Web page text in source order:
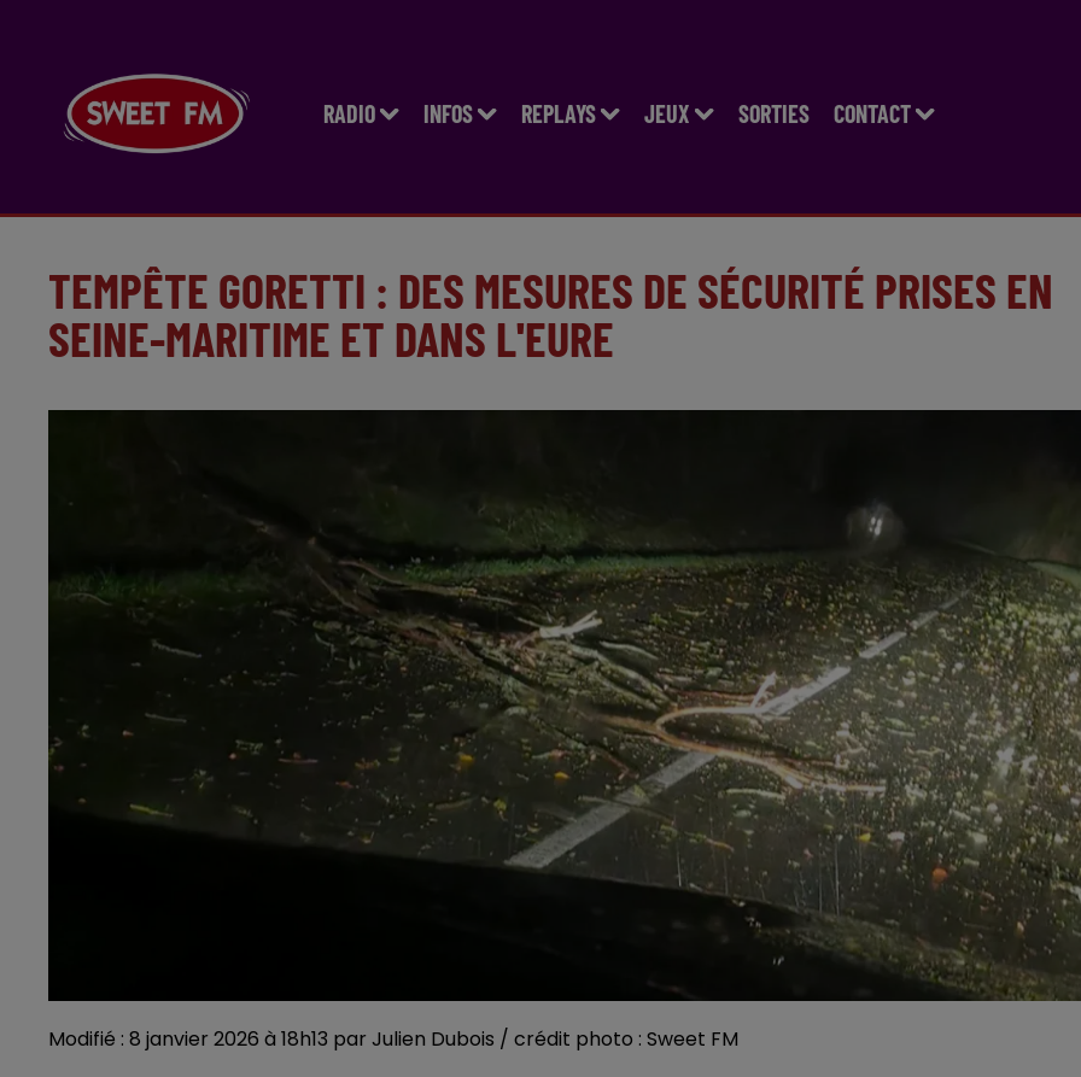
RADIO INFOS REPLAYS JEUX SORTIES CONTACT
TEMPÊTE GORETTI : DES MESURES DE SÉCURITÉ PRISES EN
SEINE-MARITIME ET DANS L'EURE
Modifié : 8 janvier 2026 à 18h13 par Julien Dubois / crédit photo : Sweet FM